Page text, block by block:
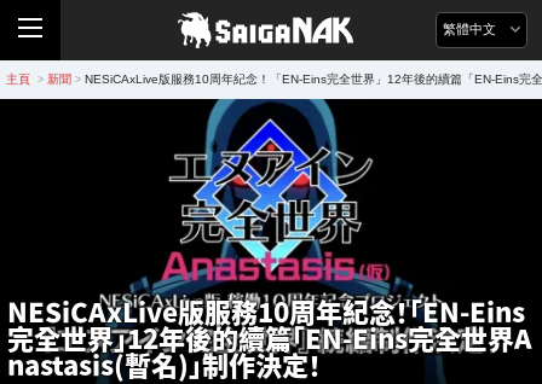
繁體中文
主頁 > 新聞 > NESiCAxLive版服務10周年紀念！「EN-Eins完全世界」12年後的續篇「EN-Eins完
NESiCAxLive版服務10周年紀念！「EN-Eins
完全世界」12年後的續篇「EN-Eins完全世界A
nastasis(暫名)」制作決定！